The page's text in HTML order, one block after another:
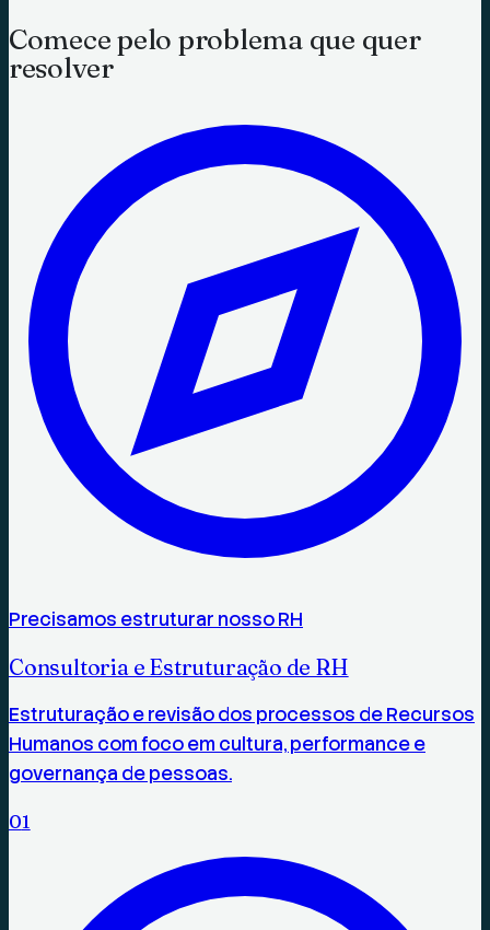
Comece pelo problema que quer
resolver
Precisamos estruturar nosso RH
Consultoria e Estruturação de RH
Estruturação e revisão dos processos de Recursos
Humanos com foco em cultura, performance e
governança de pessoas.
01